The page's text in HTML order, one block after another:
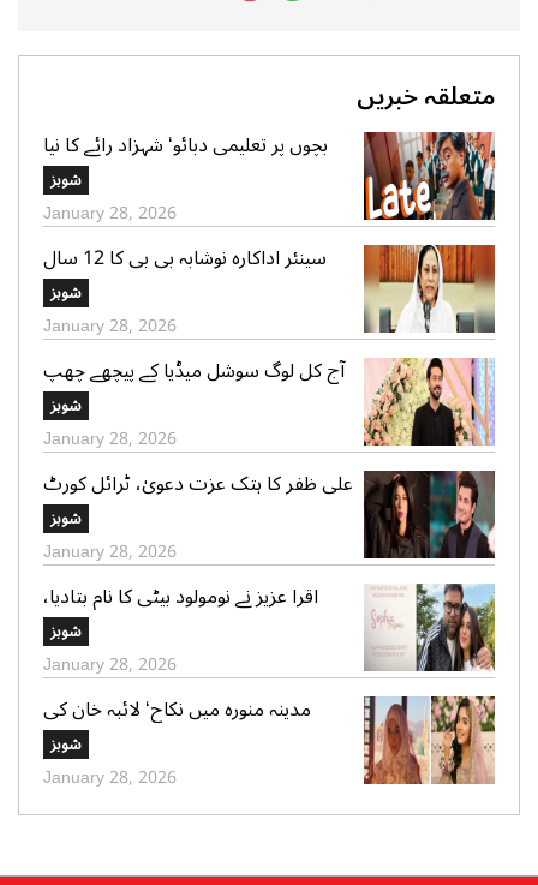
متعلقہ خبریں
بچوں پر تعلیمی دبائو‘ شہزاد رائے کا نیا
گانا سوشل میڈیا پر وائرل
شوبز
January 28, 2026
سینئر اداکارہ نوشابہ بی بی کا 12 سال
کی عمر میں شادی ہونے کا اعتراف
شوبز
January 28, 2026
آج کل لوگ سوشل میڈیا کے پیچھے چھپ
کر ایک دوسرے پر کیچڑ اچھالتے ہیں‘ علی
عباس
شوبز
January 28, 2026
علی ظفر کا ہتک عزت دعویٰ، ٹرائل کورٹ
شوبز
January 28, 2026
اقرا عزیز نے نومولود بیٹی کا نام بتادیا،
مداحوں کی مبارکباد
شوبز
January 28, 2026
مدینہ منورہ میں نکاح‘ لائبہ خان کی
دعائے خیر کی تصاویر بھی وائرل
شوبز
January 28, 2026